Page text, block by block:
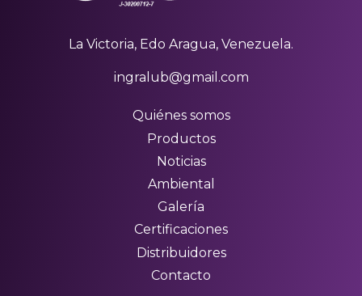
La Victoria, Edo Aragua, Venezuela.
ingralub@gmail.com
Quiénes somos
Productos
Noticias
Ambiental
Galería
Certificaciones
Distribuidores
Contacto